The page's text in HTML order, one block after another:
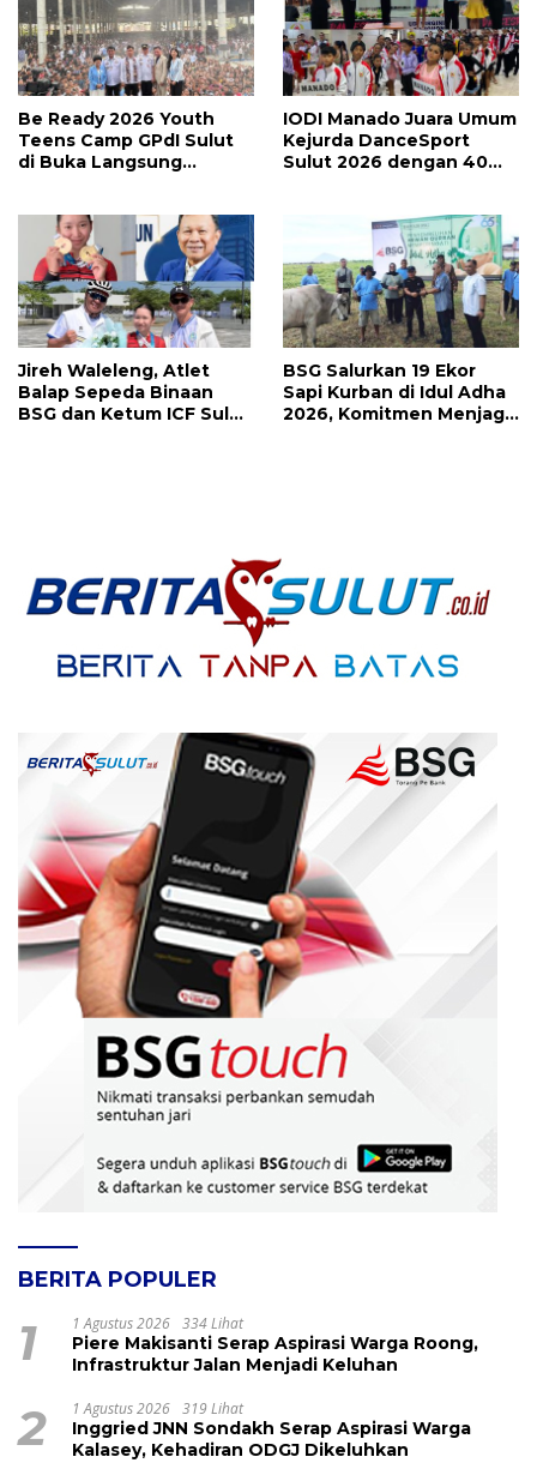
Be Ready 2026 Youth
Teens Camp GPdI Sulut
di Buka Langsung
Julia Tuwo Beri Apresiasi
Tinggi
IODI Manado Juara Umum
Kejurda DanceSport
Sulut 2026 dengan 40
Jireh Waleleng, Atlet
Balap Sepeda Binaan
BSG dan Ketum ICF Sulut
BSG Salurkan 19 Ekor
Sapi Kurban di Idul Adha
2026, Komitmen Menjaga
BERITA POPULER
1 1 Agustus 2026 334 Lihat
Piere Makisanti Serap Aspirasi Warga Roong,
Infrastruktur Jalan Menjadi Keluhan
2 1 Agustus 2026 319 Lihat
Inggried JNN Sondakh Serap Aspirasi Warga
Kalasey, Kehadiran ODGJ Dikeluhkan